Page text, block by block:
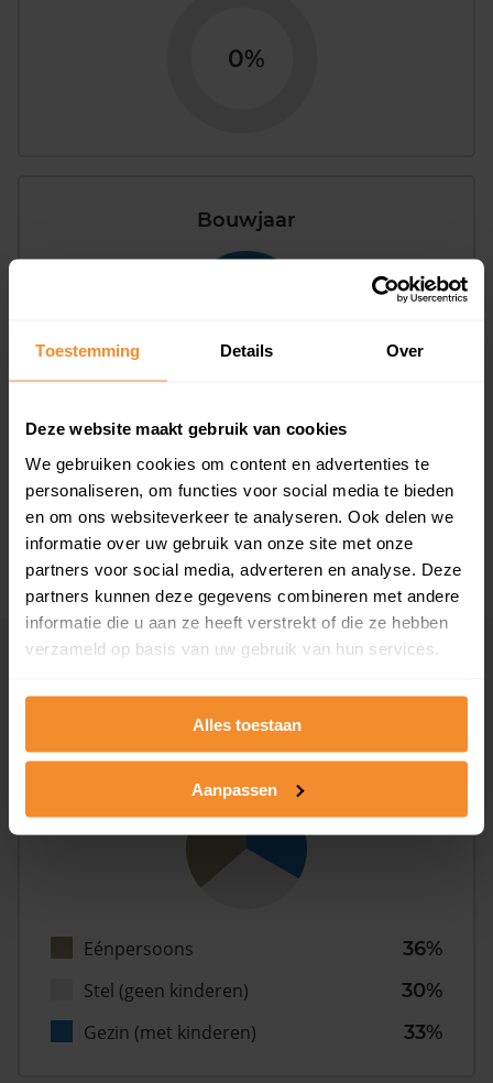
Toestemming Details Over
Deze website maakt gebruik van cookies
We gebruiken cookies om content en advertenties te
personaliseren, om functies voor social media te bieden
en om ons websiteverkeer te analyseren. Ook delen we
informatie over uw gebruik van onze site met onze
partners voor social media, adverteren en analyse. Deze
partners kunnen deze gegevens combineren met andere
informatie die u aan ze heeft verstrekt of die ze hebben
verzameld op basis van uw gebruik van hun services.
Alles toestaan
Aanpassen
0%
Bouwjaar
1946 - 1980
0%
1981 - 2007
100%
2008 of later
Type huishoudens
Eénpersoons
36%
Stel (geen kinderen)
30%
Gezin (met kinderen)
33%